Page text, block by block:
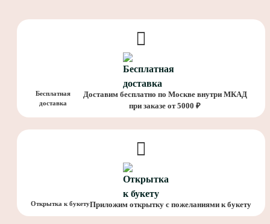
Бесплатная
доставка
Доставим бесплатно по Москве внутри МКАД
при заказе от 5000 ₽
Открытка к букетуПриложим открытку с пожеланиями к букету